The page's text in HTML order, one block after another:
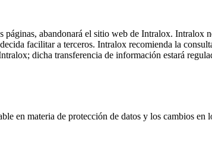
páginas, abandonará el sitio web de Intralox. Intralox
facilitar a terceros. Intralox recomienda la
dicha transferencia de información estará
en materia de protección de datos y los cambios en